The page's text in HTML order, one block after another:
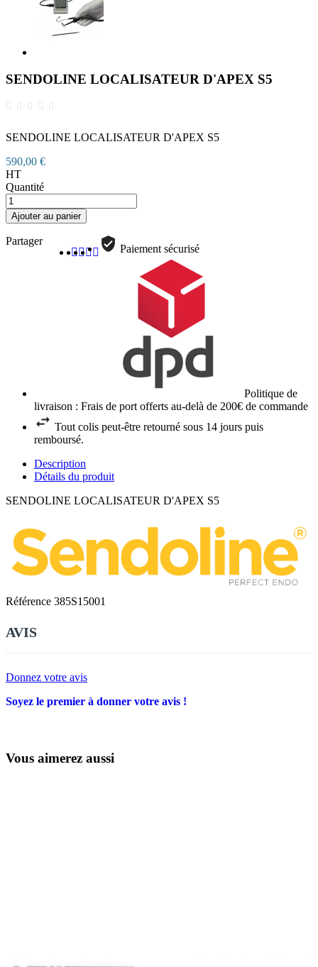
SENDOLINE LOCALISATEUR D'APEX S5
SENDOLINE LOCALISATEUR D'APEX S5
590,00 €
HT
Quantité
Ajouter au panier
Partager
Paiement sécurisé
Politique de
livraison : Frais de port offerts au-delà de 200€ de commande
Tout colis peut-être retourné sous 14 jours puis
remboursé.
Description
Détails du produit
SENDOLINE LOCALISATEUR D'APEX S5
Référence 385S15001
AVIS
Donnez votre avis
Soyez le premier à donner votre avis !
Vous aimerez aussi